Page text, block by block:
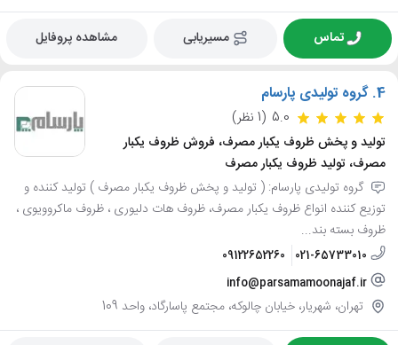
تماس مسیریابی مشاهده پروفایل
4. گروه تولیدی پارسام
5.0 (1 نظر)
تولید و پخش ظروف یکبار مصرف، فروش ظروف یکبار
مصرف، تولید ظروف یکبار مصرف
گروه تولیدی پارسام: ( تولید و پخش ظروف یکبار مصرف ) تولید کننده و
توزیع کننده انواع ظروف یکبار مصرف، ظروف هات دلیوری ، ظروف ماکروویوی ،
ظروف بسته بند...
021-65733010
09122652260
info@parsamamoonajaf.ir
تهران، شهریار، خیابان چالوکه، مجتمع پاسارگاد، واحد 109